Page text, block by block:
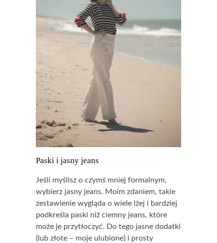
Paski i jasny jeans
Jeśli myślisz o czymś mniej formalnym,
wybierz jasny jeans. Moim zdaniem, takie
zestawienie wygląda o wiele lżej i bardziej
podkreśla paski niż ciemny jeans, które
może je przytłoczyć. Do tego jasne dodatki
(lub złote – moje ulubione) i prosty